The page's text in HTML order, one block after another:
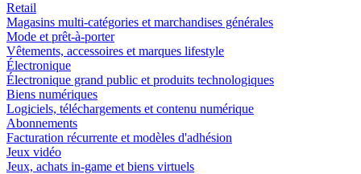
Retail
Magasins multi-catégories et marchandises générales
Mode et prêt-à-porter
Vêtements, accessoires et marques lifestyle
Électronique
Électronique grand public et produits technologiques
Biens numériques
Logiciels, téléchargements et contenu numérique
Abonnements
Facturation récurrente et modèles d'adhésion
Jeux vidéo
Jeux, achats in-game et biens virtuels